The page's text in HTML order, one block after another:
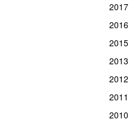
2017
2016
2015
2013
2012
2011
2010